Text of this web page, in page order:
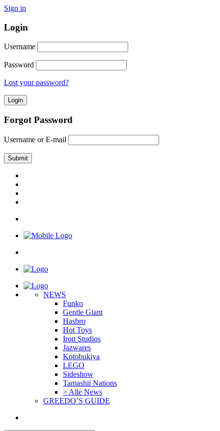
Sign in
Login
Username
Password
Lost your password?
Forgot Password
Username or E-mail
NEWS
Funko
Gentle Giant
Hasbro
Hot Toys
Iron Studios
Jazwares
Kotobukiya
LEGO
Sideshow
Tamashii Nations
> Alle News
GREEDO’S GUIDE